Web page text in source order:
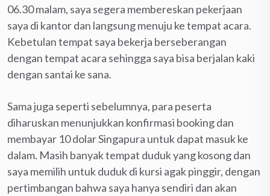
06.30 malam, saya segera membereskan pekerjaan
saya di kantor dan langsung menuju ke tempat acara.
Kebetulan tempat saya bekerja berseberangan
dengan tempat acara sehingga saya bisa berjalan kaki
dengan santai ke sana.
Sama juga seperti sebelumnya, para peserta
diharuskan menunjukkan konfirmasi booking dan
membayar 10 dolar Singapura untuk dapat masuk ke
dalam. Masih banyak tempat duduk yang kosong dan
saya memilih untuk duduk di kursi agak pinggir, dengan
pertimbangan bahwa saya hanya sendiri dan akan